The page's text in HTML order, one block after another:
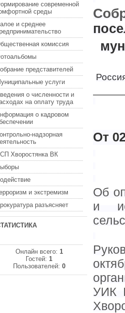
современной
среды
и среднее
комиссия
представителей
услуги
о численности и
на оплату труда
о кадровом
надзорная
Хворостянка ВК
и экстремизм
разъясняет
Онлайн всего: 1
Гостей:1
Пользователей: 0
От
Об
и
УИК